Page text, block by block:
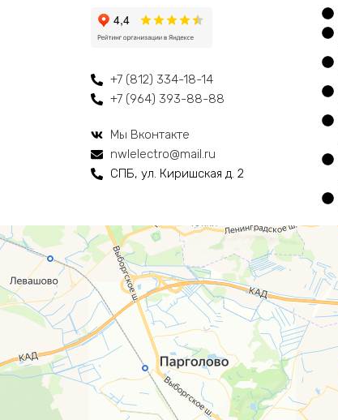
+7 (812) 334-18-14
+7 (964) 393-88-88
Мы Вконтакте
nwlelectro@mail.ru
СПБ, ул. Киришская д. 2